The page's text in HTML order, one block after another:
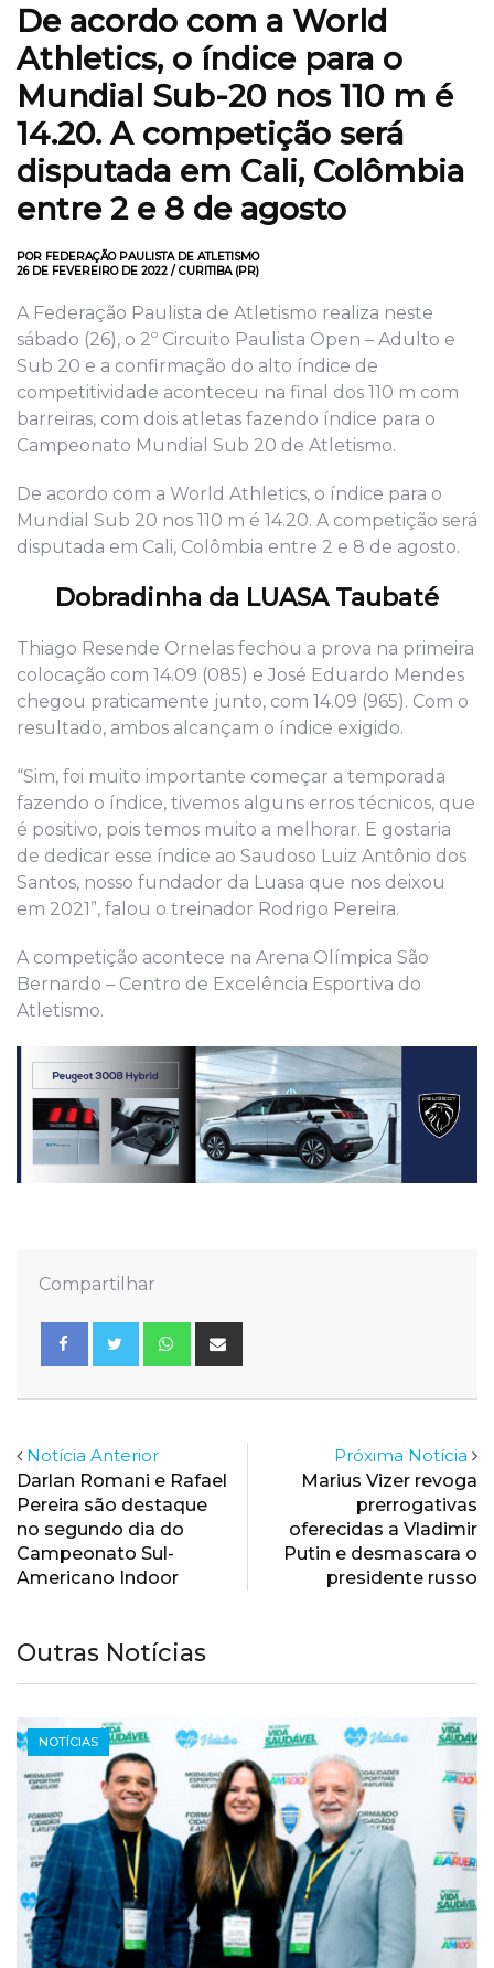
De acordo com a World
Athletics, o índice para o
Mundial Sub-20 nos 110 m é
14.20. A competição será
disputada em Cali, Colômbia
entre 2 e 8 de agosto
POR FEDERAÇÃO PAULISTA DE ATLETISMO
26 DE FEVEREIRO DE 2022 / CURITIBA (PR)
A Federação Paulista de Atletismo realiza neste
sábado (26), o 2º Circuito Paulista Open – Adulto e
Sub 20 e a confirmação do alto índice de
competitividade aconteceu na final dos 110 m com
barreiras, com dois atletas fazendo índice para o
Campeonato Mundial Sub 20 de Atletismo.
De acordo com a World Athletics, o índice para o
Mundial Sub 20 nos 110 m é 14.20. A competição será
disputada em Cali, Colômbia entre 2 e 8 de agosto.
Dobradinha da LUASA Taubaté
Thiago Resende Ornelas fechou a prova na primeira
colocação com 14.09 (085) e José Eduardo Mendes
chegou praticamente junto, com 14.09 (965). Com o
resultado, ambos alcançam o índice exigido.
“Sim, foi muito importante começar a temporada
fazendo o índice, tivemos alguns erros técnicos, que
é positivo, pois temos muito a melhorar. E gostaria
de dedicar esse índice ao Saudoso Luiz Antônio dos
Santos, nosso fundador da Luasa que nos deixou
em 2021”, falou o treinador Rodrigo Pereira.
A competição acontece na Arena Olímpica São
Bernardo – Centro de Excelência Esportiva do
Atletismo.
Compartilhar
Whatsapp
Notícia Anterior
Darlan Romani e Rafael
Pereira são destaque
no segundo dia do
Campeonato Sul-
Americano Indoor
Próxima Notícia
Marius Vizer revoga
prerrogativas
oferecidas a Vladimir
Putin e desmascara o
presidente russo
Outras Notícias
NOTÍCIAS